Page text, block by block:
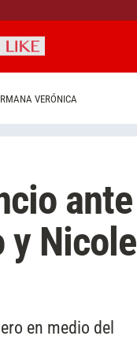
VERÓNICA
ante
y Nicole
en medio del